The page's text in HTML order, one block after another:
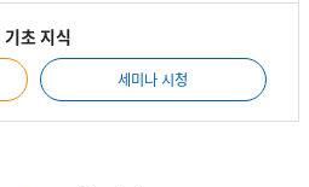
초 지식
세미나 시청